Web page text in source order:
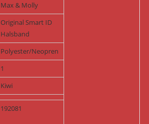
Max & Molly
Original Smart ID
Halsband
Polyester/Neopren
1
Kiwi
192081